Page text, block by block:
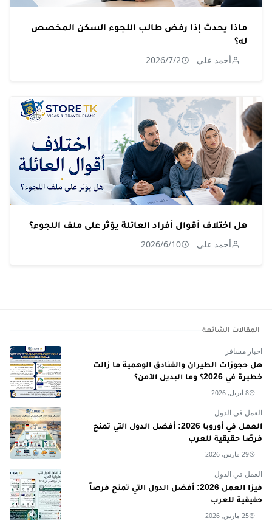
ماذا يحدث إذا رفض طالب اللجوء السكن المخصص
له؟
أحمد علي 2026/7/2
هل اختلاف أقوال أفراد العائلة يؤثر على ملف اللجوء؟
أحمد علي 2026/6/10
المقالات الشائعة
اخبار مسافر
هل حجوزات الطيران والفنادق الوهمية ما زالت
خطيرة في 2026؟ وما البديل الآمن؟
8 أبريل, 2026
العمل في الدول
العمل في أوروبا 2026: أفضل الدول التي تمنح
فرصًا حقيقية للعرب
29 مارس, 2026
العمل في الدول
فيزا العمل 2026: أفضل الدول التي تمنح فرصاً
حقيقية للعرب
25 مارس, 2026